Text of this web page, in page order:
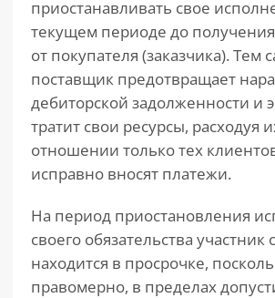
приостанавливать свое
текущем периоде до
от покупателя (заказчика). Тем
поставщик предотвращает
дебиторской задолженности и
тратит свои ресурсы, расходуя
отношении только тех
исправно вносят платежи.
На период приостановления
своего обязательства участник
находится в просрочке,
правомерно, в пределах